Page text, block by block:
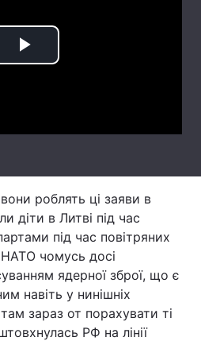
Play
роблять ці заяви в
діти в Литві під час
під час повітряних
чомусь досі
ядерної зброї, що є
навіть у нинішніх
зараз от порахувати ті
РФ на лінії